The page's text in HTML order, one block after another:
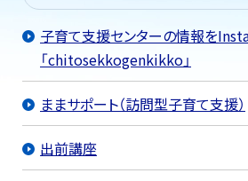
子育て支援センターの情報を
「chitosekkogenkikko」
ままサポート（訪問型子育て支援）
出前講座